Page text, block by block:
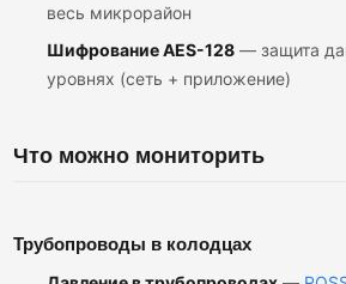
весь микрорайон
Шифрование AES-128— защита
уровнях (сеть + приложение)
Что можно мониторить
Трубопроводы в колодцах